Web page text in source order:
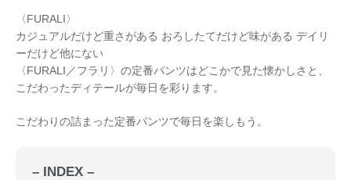
〈FURALI〉
カジュアルだけど重さがある おろしたてだけど味がある デイリ
ーだけど他にない
〈FURALI／フラリ〉の定番パンツはどこかで見た懐かしさと、
こだわったディテールが毎日を彩ります。
こだわりの詰まった定番パンツで毎日を楽しもう。
– INDEX –